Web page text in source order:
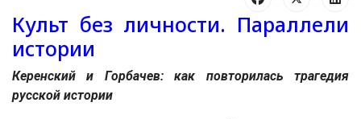
Культ без личности. Параллели
истории
Керенский и Горбачев: как повторилась трагедия
русской истории